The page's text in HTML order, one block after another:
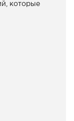
которые